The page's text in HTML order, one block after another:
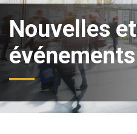
Nouvelles et
événements